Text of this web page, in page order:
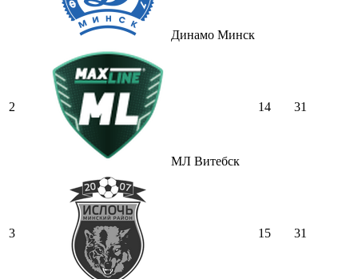
Динамо Минск
2
МЛ Витебск
14 31
3 15 31